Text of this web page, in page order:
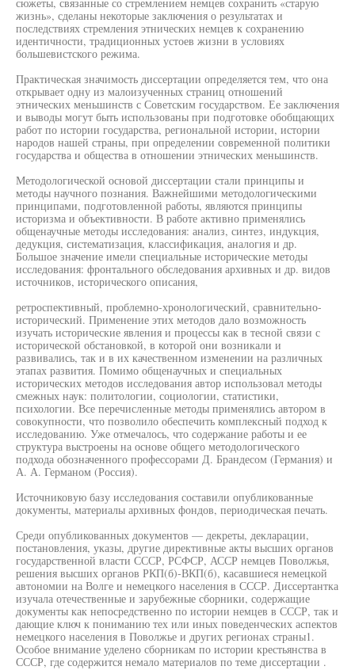
жизнь», сделаны некоторые заключения о результатах и
последствиях стремления этнических немцев к сохранению
идентичности, традиционных устоев жизни в условиях
большевистского режима.
Практическая значимость диссертации определяется тем, что она
открывает одну из малоизученных страниц отношений
этнических меньшинств с Советским государством. Ее заключения
и выводы могут быть использованы при подготовке обобщающих
работ по истории государства, региональной истории, истории
народов нашей страны, при определении современной политики
государства и общества в отношении этнических меньшинств.
Методологической основой диссертации стали принципы и
методы научного познания. Важнейшими методологическими
принципами, подготовленной работы, являются принципы
историзма и объективности. В работе активно применялись
общенаучные методы исследования: анализ, синтез, индукция,
дедукция, систематизация, классификация, аналогия и др.
Большое значение имели специальные исторические методы
исследования: фронтального обследования архивных и др. видов
источников, исторического описания,
ретроспективный, проблемно-хронологический, сравнительно-
исторический. Применение этих методов дало возможность
изучать исторические явления и процессы как в тесной связи с
исторической обстановкой, в которой они возникали и
развивались, так и в их качественном изменении на различных
этапах развития. Помимо общенаучных и специальных
исторических методов исследования автор использовал методы
смежных наук: политологии, социологии, статистики,
психологии. Все перечисленные методы применялись автором в
совокупности, что позволило обеспечить комплексный подход к
исследованию. Уже отмечалось, что содержание работы и ее
структура выстроены на основе общего методологического
подхода обозначенного профессорами Д. Брандесом (Германия) и
А. А. Германом (Россия).
Источниковую базу исследования составили опубликованные
документы, материалы архивных фондов, периодическая печать.
Среди опубликованных документов — декреты, декларации,
постановления, указы, другие директивные акты высших органов
государственной власти СССР, РСФСР, АССР немцев Поволжья,
решения высших органов РКП(б)-ВКП(б), касавшиеся немецкой
автономии на Волге и немецкого населения в СССР. Диссертантка
изучала отечественные и зарубежные сборники, содержащие
документы как непосредственно по истории немцев в СССР, так и
дающие ключ к пониманию тех или иных поведенческих аспектов
немецкого населения в Поволжье и других регионах страны1.
Особое внимание уделено сборникам по истории крестьянства в
СССР, где содержится немало материалов по теме диссертации .